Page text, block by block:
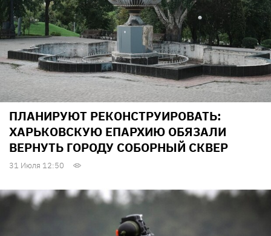
ПЛАНИРУЮТ РЕКОНСТРУИРОВАТЬ:
ХАРЬКОВСКУЮ ЕПАРХИЮ ОБЯЗАЛИ
ВЕРНУТЬ ГОРОДУ СОБОРНЫЙ СКВЕР
31 Июля 12:50